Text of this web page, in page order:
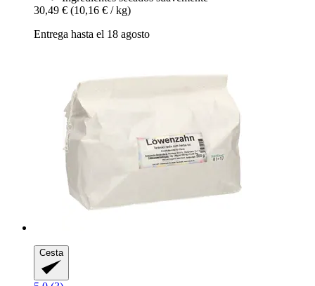
30,49 € (10,16 € / kg)
Entrega hasta el 18 agosto
Cesta